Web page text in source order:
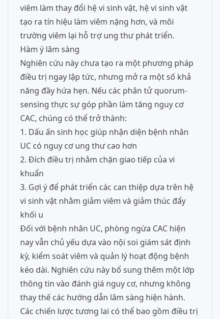
viêm làm thay đổi hệ vi sinh vật, hệ vi sinh vật
tạo ra tín hiệu làm viêm nặng hơn, và môi
trường viêm lại hỗ trợ ung thư phát triển.
Hàm ý lâm sàng
Nghiên cứu này chưa tạo ra một phương pháp
điều trị ngay lập tức, nhưng mở ra một số khả
năng đầy hứa hẹn. Nếu các phân tử quorum-
sensing thực sự góp phần làm tăng nguy cơ
CAC, chúng có thể trở thành:
1. Dấu ấn sinh học giúp nhận diện bệnh nhân
UC có nguy cơ ung thư cao hơn
2. Đích điều trị nhằm chặn giao tiếp của vi
khuẩn
3. Gợi ý để phát triển các can thiệp dựa trên hệ
vi sinh vật nhằm giảm viêm và giảm thúc đẩy
khối u
Đối với bệnh nhân UC, phòng ngừa CAC hiện
nay vẫn chủ yếu dựa vào nội soi giám sát định
kỳ, kiểm soát viêm và quản lý hoạt động bệnh
kéo dài. Nghiên cứu này bổ sung thêm một lớp
thông tin vào đánh giá nguy cơ, nhưng không
thay thế các hướng dẫn lâm sàng hiện hành.
Các chiến lược tương lai có thể bao gồm điều trị